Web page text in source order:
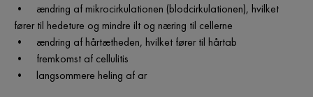
• ændring af mikrocirkulationen (blodcirkulationen), hvilket
fører til hedeture og mindre ilt og næring til cellerne
• ændring af hårtætheden, hvilket fører til hårtab
• fremkomst af cellulitis
• langsommere heling af ar